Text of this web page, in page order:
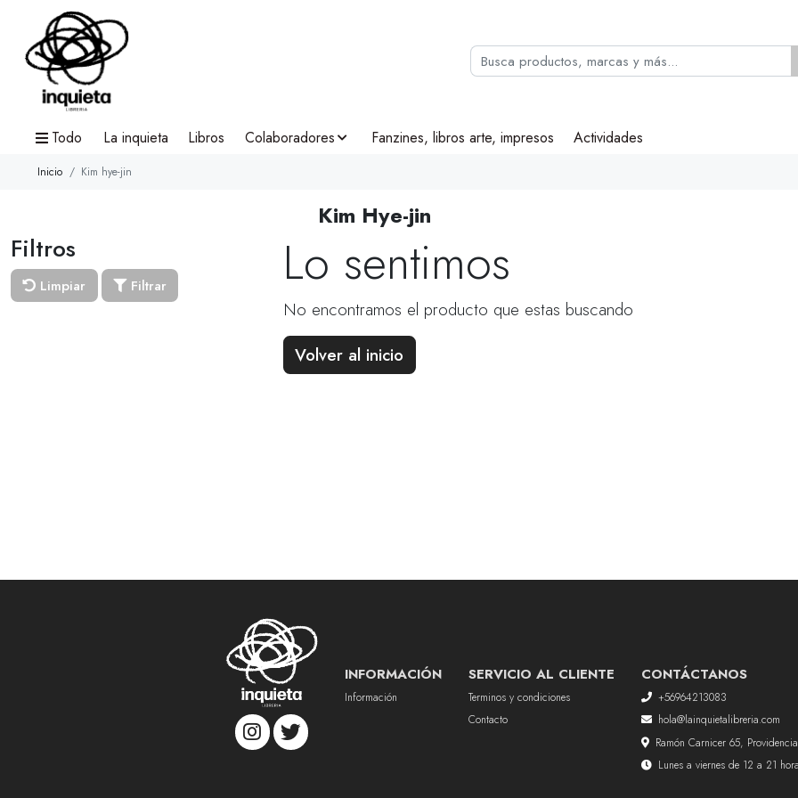
Todo La inquieta Libros Colaboradores Fanzines, libros arte, impresos Actividades
Inicio Kim hye-jin
Kim Hye-jin
Filtros
Limpiar Filtrar Lo sentimos
No encontramos el producto que estas buscando
Volver al inicio
INFORMACIÓN
Información
SERVICIO AL CLIENTE
Terminos y condiciones
Contacto
CONTÁCTANOS
+56964213083
hola@lainquietalibreria.com
Ramón Carnicer 65,
Lunes a viernes de 12 a 21